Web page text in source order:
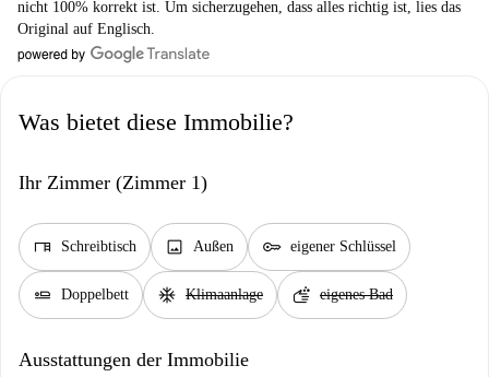
nicht 100% korrekt ist. Um sicherzugehen, dass alles richtig ist, lies das
Original auf Englisch.
Was bietet diese Immobilie?
Ihr Zimmer (Zimmer 1)
desk Schreibtisch image Außen key eigener Schlüssel
airline_seat_flat Doppelbett ac_unit Klimaanlage soap eigenes Bad
Ausstattungen der Immobilie